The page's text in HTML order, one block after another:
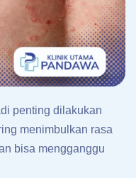
penting dilakukan
menimbulkan rasa
bisa mengganggu